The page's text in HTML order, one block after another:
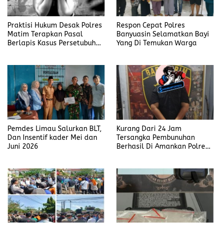
Praktisi Hukum Desak Polres
Matim Terapkan Pasal
Berlapis Kasus Persetubuhan
Respon Cepat Polres
Banyuasin Selamatkan Bayi
Yang Di Temukan Warga
Pemdes Limau Salurkan BLT,
Dan Insentif kader Mei dan
Juni 2026
Kurang Dari 24 Jam
Tersangka Pembunuhan
Berhasil Di Amankan Polres